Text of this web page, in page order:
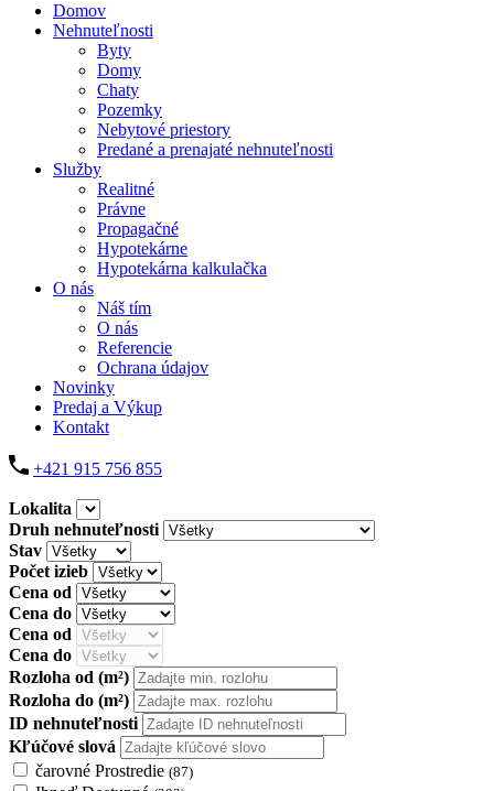
Domov
Nehnuteľnosti
Byty
Domy
Chaty
Pozemky
Nebytové priestory
Predané a prenajaté nehnuteľnosti
Služby
Realitné
Právne
Propagačné
Hypotekárne
Hypotekárna kalkulačka
O nás
Náš tím
O nás
Referencie
Ochrana údajov
Novinky
Predaj a Výkup
Kontakt
+421 915 756 855
Lokalita
Druh nehnuteľnosti
Stav
Počet izieb
Cena od
Cena do
Cena od
Cena do
Rozloha od (m²)
Rozloha do (m²)
ID nehnuteľnosti
Kľúčové slová
čarovné Prostredie (87)